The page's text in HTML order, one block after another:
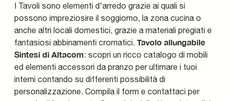
I Tavoli sono elementi d'arredo grazie ai quali si
possono impreziosire il soggiorno, la zona cucina o
anche altri locali domestici, grazie a materiali pregiati e
fantasiosi abbinamenti cromatici. Tavolo allungabile
Sintesi di Altacom: scopri un ricco catalogo di mobili
ed elementi accessori da pranzo per ultimare i tuoi
interni contando su differenti possibilità di
personalizzazione. Compila il form e contattaci per